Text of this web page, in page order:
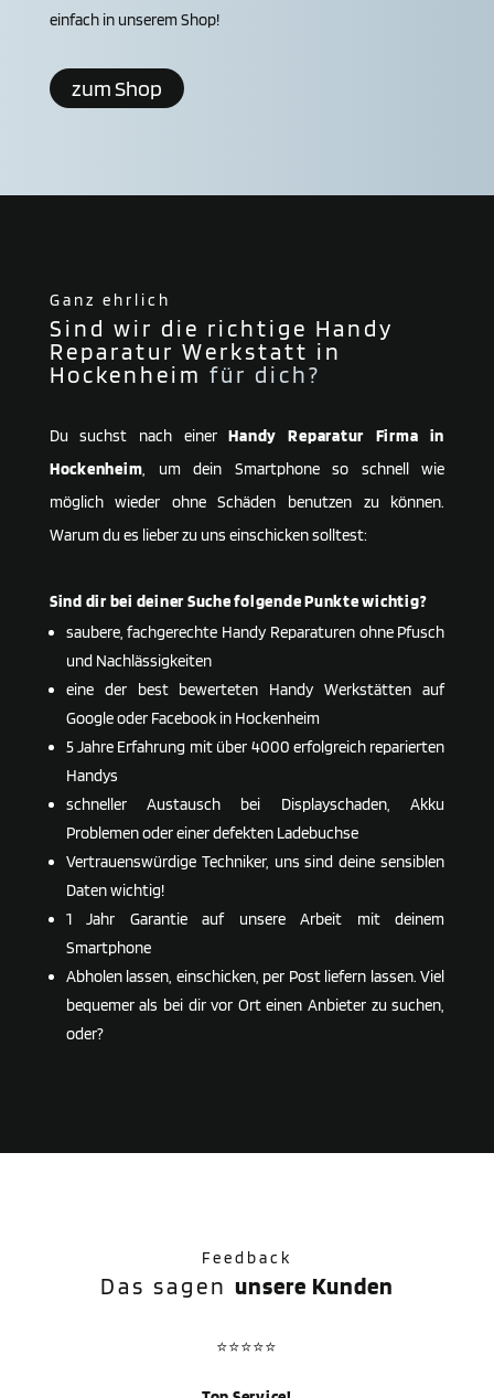
einfach in unserem Shop!
zum Shop
Ganz ehrlich
Sind wir die richtige Handy
Reparatur Werkstatt in
Hocken­heim für dich?
Du suchst nach einerHandy Reparatur Firma in
Hocken­heim, um dein Smartphone so schnell wie
möglich wieder ohne Schäden benutzen zu können.
Warum du es lieber zu uns einschicken solltest:
Sind dir bei deiner Suche folgende Punkte wichtig?
saubere, fachgerechte Handy Reparaturen ohne Pfusch
und Nachlässigkeiten
eine der best bewerteten Handy Werkstätten auf
Google oder Facebook in Hocken­heim
5 Jahre Erfahrung mit über 4000 erfolgreich reparierten
Handys
schneller Austausch bei Displayschaden, Akku
Problemen oder einer defekten Ladebuchse
Vertrauenswürdige Techniker, uns sind deine sensiblen
Daten wichtig!
1 Jahr Garantie auf unsere Arbeit mit deinem
Smartphone
Abholen lassen, einschicken, per Post liefern lassen. Viel
bequemer als bei dir vor Ort einen Anbieter zu suchen,
oder?
Feedback
Das sagenunsere Kunden
⭐⭐⭐⭐⭐